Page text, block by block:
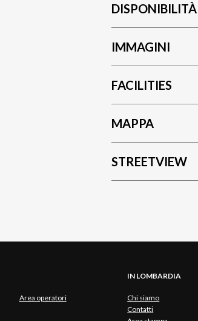
DISPONIBILITÀ
IMMAGINI
FACILITIES
MAPPA
STREETVIEW
Area operatori
IN LOMBARDIA
Chi siamo
Contatti